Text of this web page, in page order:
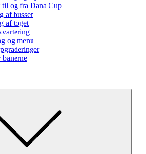
til og fra Dana Cup
af busser
af toget
og menu